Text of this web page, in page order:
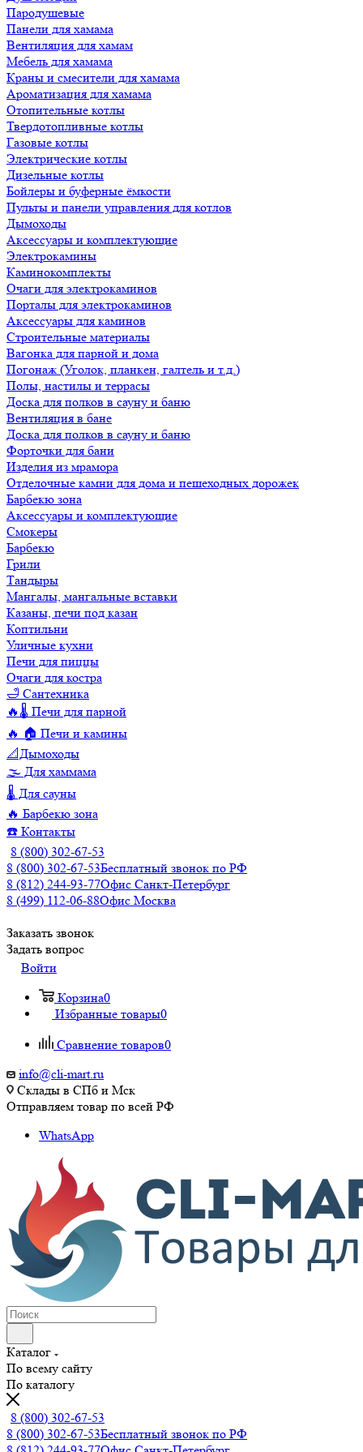
Пародушевые
Панели для хамама
Вентиляция для хамам
Мебель для хамама
Краны и смесители для хамама
Ароматизация для хамама
Отопительные котлы
Твердотопливные котлы
Газовые котлы
Электрические котлы
Дизельные котлы
Бойлеры и буферные ёмкости
Пульты и панели управления для котлов
Дымоходы
Аксессуары и комплектующие
Электрокамины
Каминокомплекты
Очаги для электрокаминов
Порталы для электрокаминов
Аксессуары для каминов
Строительные материалы
Вагонка для парной и дома
Погонаж (Уголок, планкен, галтель и т.д.)
Полы, настилы и террасы
Доска для полков в сауну и баню
Вентиляция в бане
Доска для полков в сауну и баню
Форточки для бани
Изделия из мрамора
Отделочные камни для дома и пешеходных дорожек
Барбекю зона
Аксессуары и комплектующие
Смокеры
Барбекю
Грили
Тандыры
Мангалы, мангальные вставки
Казаны, печи под казан
Коптильни
Уличные кухни
Печи для пиццы
Очаги для костра
🛁 Сантехника
🔥🌡️ Печи для парной
🔥 🏠 Печи и камины
📐Дымоходы
🌫️ Для хаммама
🌡️ Для сауны
🔥 Барбекю зона
☎️ Контакты
8 (800) 302-67-53
8 (800) 302-67-53Бесплатный звонок по РФ
8 (812) 244-93-77Офис Санкт-Петербург
8 (499) 112-06-88Офис Москва
Заказать звонок
Задать вопрос
Войти
Корзина0
Избранные товары0
Сравнение товаров0
info@cli-mart.ru
Склады в СПб и Мск
Отправляем товар по всей РФ
WhatsApp
Каталог
По всему сайту
По каталогу
8 (800) 302-67-53
8 (800) 302-67-53Бесплатный звонок по РФ